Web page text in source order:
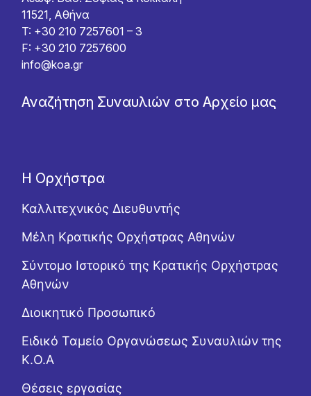
11521, Αθήνα
T: +30 210 7257601 – 3
F: +30 210 7257600
info@koa.gr
Αναζήτηση Συναυλιών στο Αρχείο μας
Η Ορχήστρα
Καλλιτεχνικός Διευθυντής
Μέλη Κρατικής Ορχήστρας Αθηνών
Σύντομο Ιστορικό της Κρατικής Ορχήστρας
Αθηνών
Διοικητικό Προσωπικό
Ειδικό Ταμείο Οργανώσεως Συναυλιών της
Κ.Ο.Α
Θέσεις εργασίας